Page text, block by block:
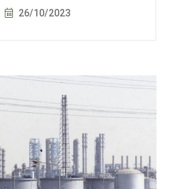
26/10/2023